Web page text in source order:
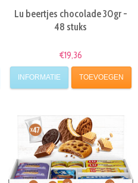
Lu beertjes chocolade 30gr -
48 stuks
€19,36
INFORMATIE TOEVOEGEN